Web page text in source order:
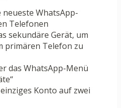
neueste WhatsApp-
Telefonen
sekundäre Gerät, um
primären Telefon zu
das WhatsApp-Menü
Konto auf zwei